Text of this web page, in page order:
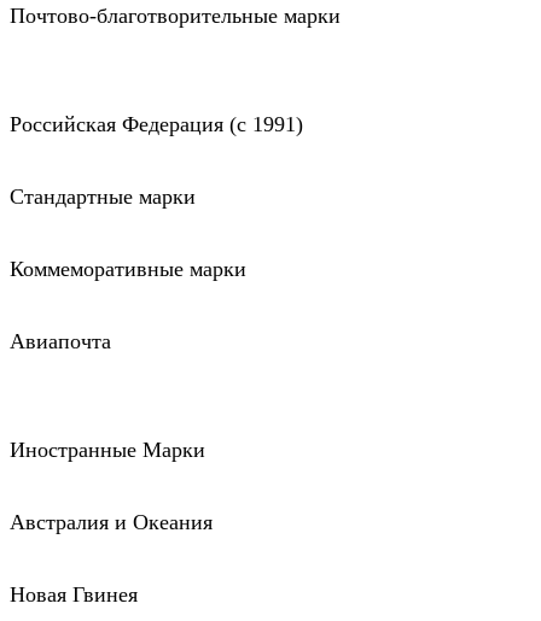
Почтово-благотворительные марки
Российская Федерация (c 1991)
Стандартные марки
Коммеморативные марки
Авиапочта
Иностранные Марки
Австралия и Океания
Новая Гвинея